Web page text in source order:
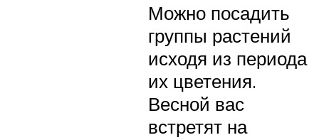
Можно посадить
группы растений
исходя из периода
их цветения.
Весной вас
встретят на